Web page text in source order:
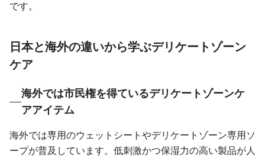
です。
日本と海外の違いから学ぶデリケートゾーン
ケア
海外では市民権を得ているデリケートゾーンケ
アアイテム
海外では専用のウェットシートやデリケートゾーン専用ソ
ープが普及しています。低刺激かつ保湿力の高い製品が人